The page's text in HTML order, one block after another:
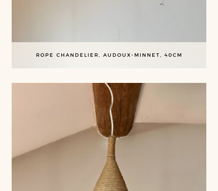
ROPE CHANDELIER, AUDOUX-MINNET, 40CM